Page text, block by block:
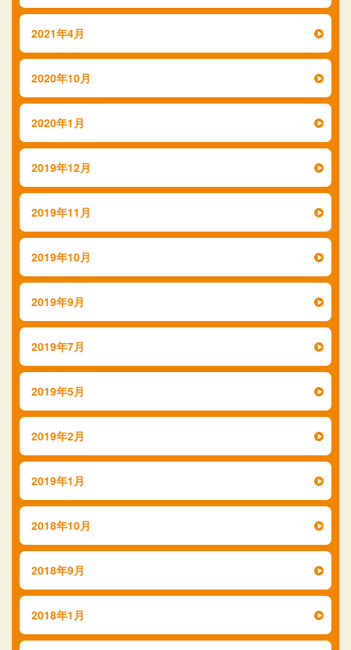
2021年4月
2020年10月
2020年1月
2019年12月
2019年11月
2019年10月
2019年9月
2019年7月
2019年5月
2019年2月
2019年1月
2018年10月
2018年9月
2018年1月